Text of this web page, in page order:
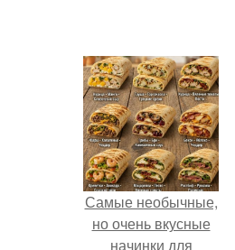
Самые необычные,
но очень вкусные
начинки для